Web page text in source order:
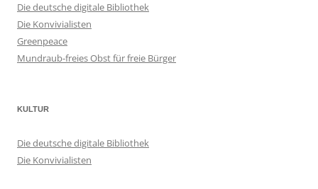
Die deutsche digitale Bibliothek
Die Konvivialisten
Greenpeace
Mundraub-freies Obst für freie Bürger
KULTUR
Die deutsche digitale Bibliothek
Die Konvivialisten